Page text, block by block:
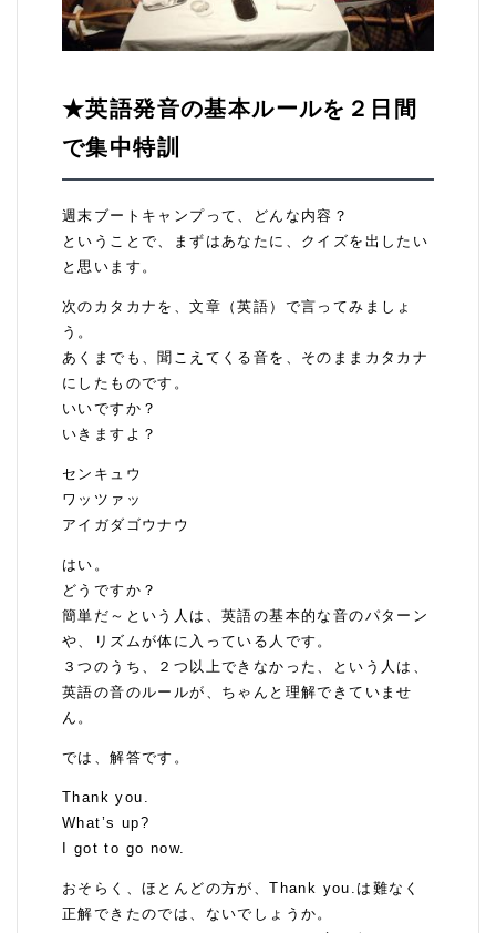
★英語発音の基本ルールを２日間
で集中特訓
週末ブートキャンプって、どんな内容？
ということで、まずはあなたに、クイズを出したい
と思います。
次のカタカナを、文章（英語）で言ってみましょ
う。
あくまでも、聞こえてくる音を、そのままカタカナ
にしたものです。
いいですか？
いきますよ？
センキュウ
ワッツァッ
アイガダゴウナウ
はい。
どうですか？
簡単だ～という人は、英語の基本的な音のパターン
や、リズムが体に入っている人です。
３つのうち、２つ以上できなかった、という人は、
英語の音のルールが、ちゃんと理解できていませ
ん。
では、解答です。
Thank you.
What’s up?
I got to go now.
おそらく、ほとんどの方が、Thank you.は難なく
正解できたのでは、ないでしょうか。